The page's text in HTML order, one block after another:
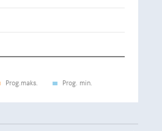
Prog.maks. Prog. min.